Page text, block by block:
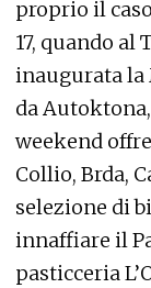
proprio il
17, quando al
inaugurata la
da
weekend
Collio, Brda,
selezione di
innaffiare il
pasticceria